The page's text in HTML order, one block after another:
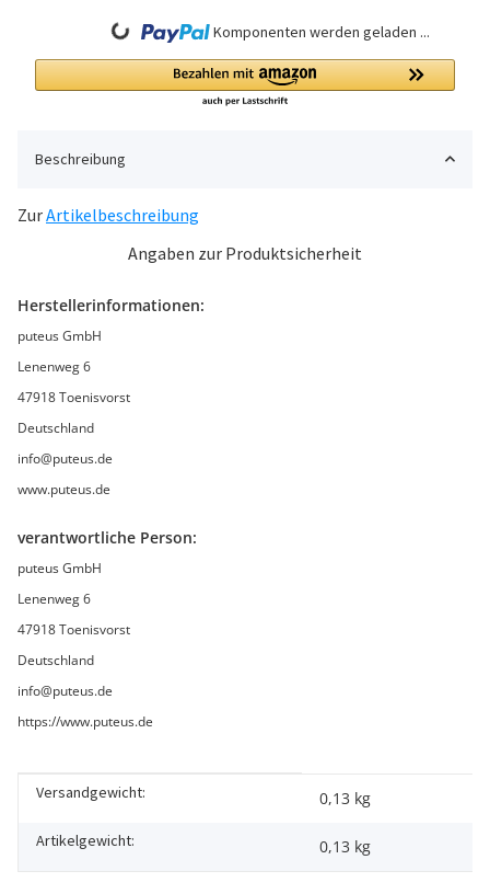
Loading... Komponenten werden geladen ...
Beschreibung
ZurArtikelbeschreibung
Angaben zur Produktsicherheit
Herstellerinformationen:
puteus GmbH
Lenenweg 6
47918 Toenisvorst
Deutschland
info@puteus.de
www.puteus.de
verantwortliche Person:
puteus GmbH
Lenenweg 6
47918 Toenisvorst
Deutschland
info@puteus.de
https://www.puteus.de
Produkteigenschaft
Wert
Versandgewicht: 0,13 kg
Artikelgewicht: 0,13 kg